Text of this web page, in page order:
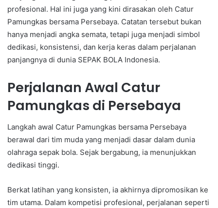
profesional. Hal ini juga yang kini dirasakan oleh Catur
Pamungkas bersama Persebaya. Catatan tersebut bukan
hanya menjadi angka semata, tetapi juga menjadi simbol
dedikasi, konsistensi, dan kerja keras dalam perjalanan
panjangnya di dunia SEPAK BOLA Indonesia.
Perjalanan Awal Catur
Pamungkas di Persebaya
Langkah awal Catur Pamungkas bersama Persebaya
berawal dari tim muda yang menjadi dasar dalam dunia
olahraga sepak bola. Sejak bergabung, ia menunjukkan
dedikasi tinggi.
Berkat latihan yang konsisten, ia akhirnya dipromosikan ke
tim utama. Dalam kompetisi profesional, perjalanan seperti